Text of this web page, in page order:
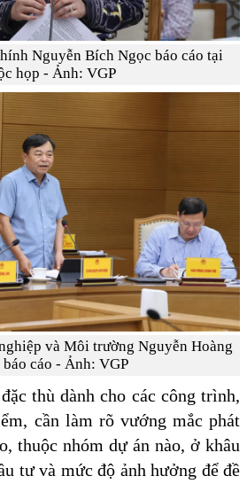
Nguyễn Bích Ngọc báo cáo tại
họp - Ảnh: VGP
và Môi trường Nguyễn Hoàng
cáo - Ảnh: VGP
thù dành cho các công trình,
cần làm rõ vướng mắc phát
thuộc nhóm dự án nào, ở khâu
tư và mức độ ảnh hưởng để đề